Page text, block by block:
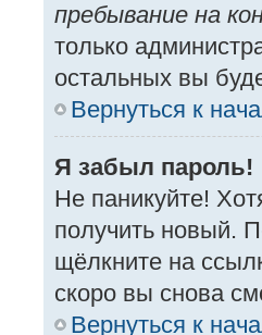
пребывание на
только
остальных вы
Вернуться к
Я забыл пароль!
Не паникуйте!
получить новый.
щёлкните на
скоро вы снова
Вернуться к